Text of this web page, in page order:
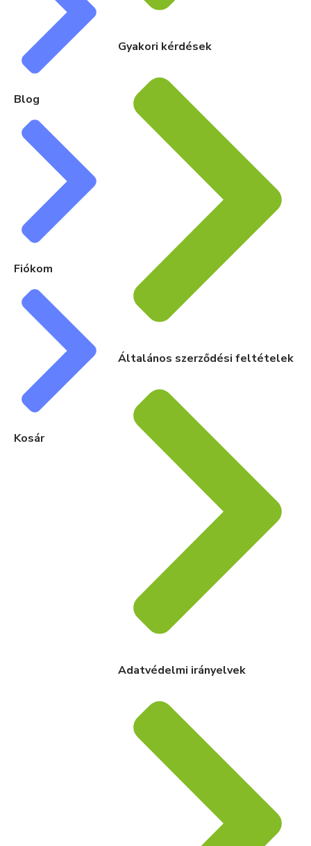
Blog
Fiókom
Kosár
Gyakori kérdések
Általános szerződési feltételek
Adatvédelmi irányelvek